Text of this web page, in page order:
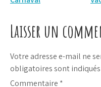
de
l’article
Laisser un
Votre adresse e-mail ne
obligatoires sont indiqués
Commentaire *